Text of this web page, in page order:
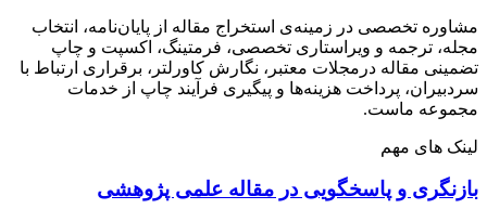
مشاوره تخصصی در زمینه‌ی استخراج مقاله از پایان‌نامه، انتخاب
مجله، ترجمه و ویراستاری تخصصی، فرمتینگ، اکسپت و چاپ
تضمینی مقاله درمجلات معتبر، نگارش کاورلتر، برقراری ارتباط با
سردبیران، پرداخت هزینه‌ها و پیگیری فرآیند چاپ از خدمات
مجموعه ماست.
لینک های مهم
بازنگری و پاسخگویی در مقاله علمی پژوهشی